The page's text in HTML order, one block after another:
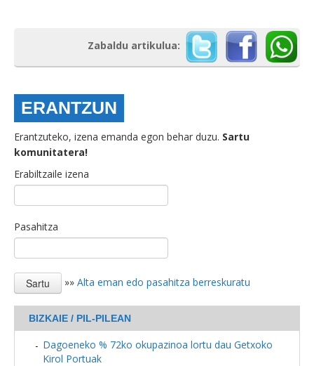
Zabaldu artikulua:
ERANTZUN
Erantzuteko, izena emanda egon behar duzu. Sartu
komunitatera!
Erabiltzaile izena
Pasahitza
»» Alta eman edo pasahitza berreskuratu
BIZKAIE / PIL-PILEAN
Dagoeneko % 72ko okupazinoa lortu dau Getxoko
Kirol Portuak